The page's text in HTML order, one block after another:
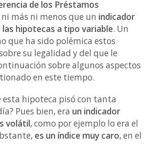
de los Préstamos
ni más ni menos que un indicador
las hipotecas a tipo variable. Un
que ha sido polémica estos
su legalidad y del que le
sobre algunos aspectos
en este tiempo.
esta hipoteca pisó con tanta
Pues bien, era un indicador
volátil, como por ejemplo lo era el
es un índice muy caro, en el